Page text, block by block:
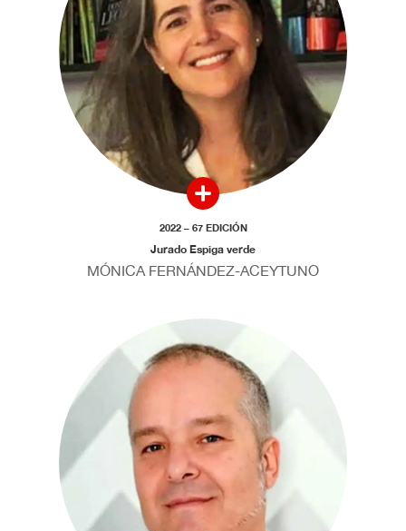
2022 – 67 EDICIÓN
Jurado Espiga verde
MÓNICA FERNÁNDEZ-ACEYTUNO